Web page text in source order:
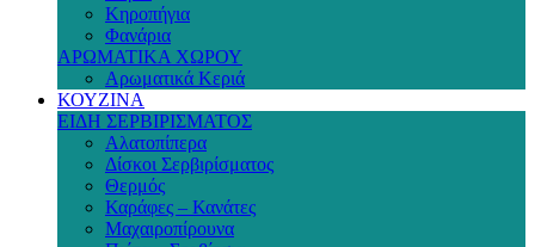
Κηροπήγια
Φανάρια
ΑΡΩΜΑΤΙΚΑ ΧΩΡΟΥ
Αρωματικά Κεριά
ΚΟΥΖΙΝΑ
ΕΙΔΗ ΣΕΡΒΙΡΙΣΜΑΤΟΣ
Αλατοπίπερα
Δίσκοι Σερβιρίσματος
Θερμός
Καράφες – Κανάτες
Μαχαιροπίρουνα